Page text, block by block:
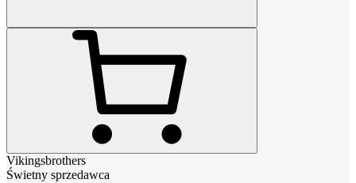
Vikingsbrothers
Świetny sprzedawca